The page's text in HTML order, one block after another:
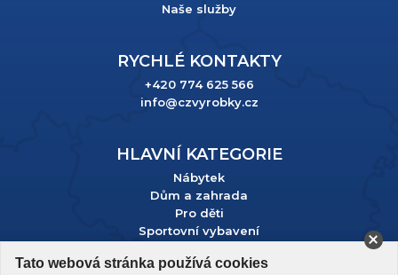
Naše služby
RYCHLÉ KONTAKTY
+420 774 625 566
info@czvyrobky.cz
HLAVNÍ KATEGORIE
Nábytek
Dům a zahrada
Pro děti
Sportovní vybavení
Tato webová stránka používá cookies